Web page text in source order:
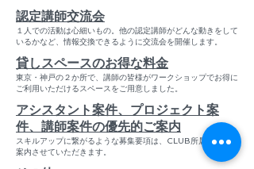
​認定講師交流会
１人での活動は心細いもの。他の認定講師がどんな動きをして
いるかなど、情報交換できるように交流会を開催します。
​貸しスペースのお得な料金
東京・神戸の２か所で、講師の皆様がワークショップでお得に
ご利用いただけるスペースをご用意しました。
​アシスタント案件、プロジェクト案
件、講師案件の優先的ご案内
​スキルアップに繋がるような募集要項は、CLUB所属講師より
案内させていただきます。